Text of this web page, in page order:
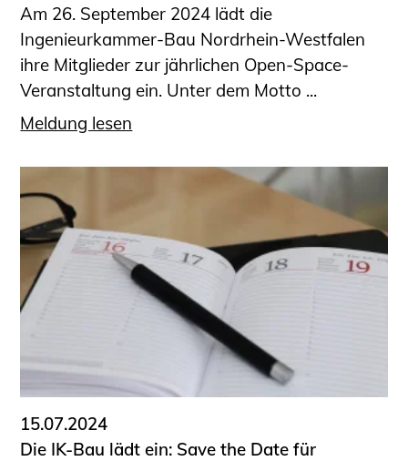
Am 26. September 2024 lädt die
Ingenieurkammer-Bau Nordrhein-Westfalen
ihre Mitglieder zur jährlichen Open-Space-
Veranstaltung ein. Unter dem Motto ...
Meldung lesen
15.07.2024
Die IK-Bau lädt ein: Save the Date für